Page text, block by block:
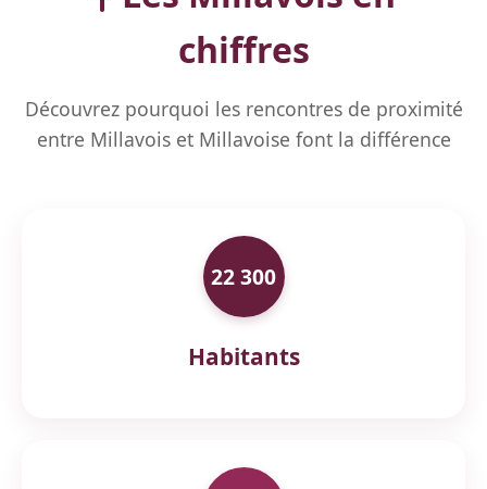
chiffres
Découvrez pourquoi les rencontres de proximité
entre Millavois et Millavoise font la différence
22 300
Habitants